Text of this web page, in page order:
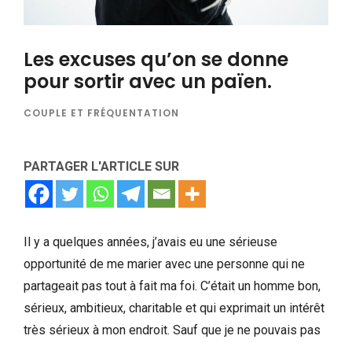
Les excuses qu’on se donne
pour sortir avec un païen.
COUPLE ET FRÉQUENTATION
PARTAGER L'ARTICLE SUR
Il y a quelques années, j’avais eu une sérieuse
opportunité de me marier avec une personne qui ne
partageait pas tout à fait ma foi. C’était un homme bon,
sérieux, ambitieux, charitable et qui exprimait un intérêt
très sérieux à mon endroit. Sauf que je ne pouvais pas